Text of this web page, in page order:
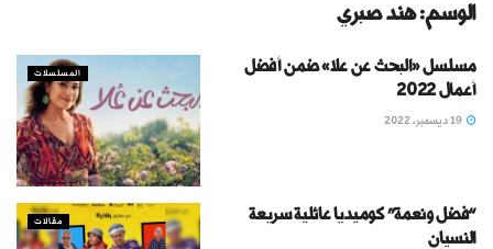
الوسم:هند صبري
المسلسلات
مسلسل «البحث عن علا» ضمن أفضل
أعمال 2022
مقالات
“فضل ونعمة” كوميديا عائلية سريعة
النسيان